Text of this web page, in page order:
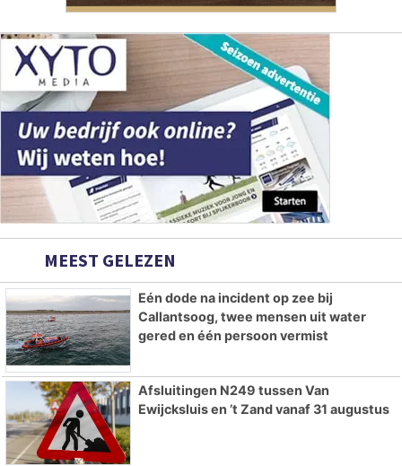
MEEST GELEZEN
Eén dode na incident op zee bij
Callantsoog, twee mensen uit water
gered en één persoon vermist
Afsluitingen N249 tussen Van
Ewijcksluis en ’t Zand vanaf 31 augustus